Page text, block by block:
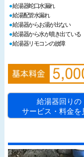
給湯器蛇口水漏れ
給湯配管水漏れ
給湯器からお湯が出ない
給湯器から水が噴き出ている
給湯器リモコンの故障
給湯器回りの
サービス・料金を